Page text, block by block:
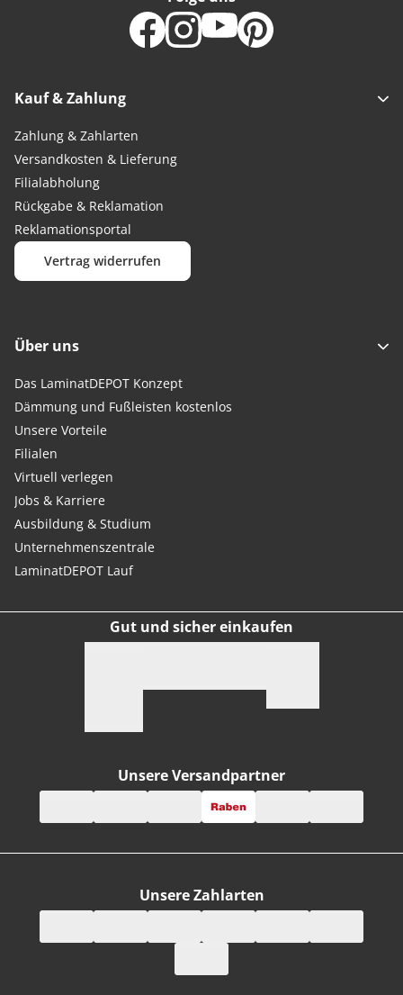
Kauf & Zahlung
Zahlung & Zahlarten
Versandkosten & Lieferung
Filialabholung
Rückgabe & Reklamation
Reklamationsportal
Vertrag widerrufen
Über uns
Das LaminatDEPOT Konzept
Dämmung und Fußleisten kostenlos
Unsere Vorteile
Filialen
Virtuell verlegen
Jobs & Karriere
Ausbildung & Studium
Unternehmenszentrale
LaminatDEPOT Lauf
Gut und sicher einkaufen
Unsere Zahlarten
Unsere Versandpartner